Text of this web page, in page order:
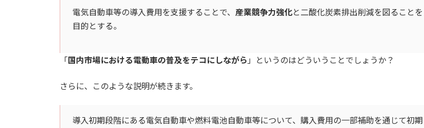
電気自動車等の導入費用を支援することで、 産業競争力強化と二酸化炭素排出削減を図ることを
目的とする。
「国内市場における電動車の普及をテコにしながら 」というのはどういうことでしょうか？
さらに、このような説明が続きます。
導入初期段階にある電気自動車や燃料電池自動車等について、購入費用の一部補助を通じて初期